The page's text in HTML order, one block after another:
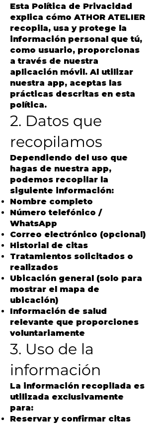
Esta Política de Privacidad
explica cómo ATHOR ATELIER
recopila, usa y protege la
información personal que tú,
como usuario, proporcionas
a través de nuestra
aplicación móvil. Al utilizar
nuestra app, aceptas las
prácticas descritas en esta
política.
2. Datos que
recopilamos
Dependiendo del uso que
hagas de nuestra app,
podemos recopilar la
siguiente información:
Nombre completo
Número telefónico /
WhatsApp
Correo electrónico (opcional)
Historial de citas
Tratamientos solicitados o
realizados
Ubicación general (solo para
mostrar el mapa de
ubicación)
Información de salud
relevante que proporciones
voluntariamente
3. Uso de la
información
La información recopilada es
utilizada exclusivamente
para:
Reservar y confirmar citas